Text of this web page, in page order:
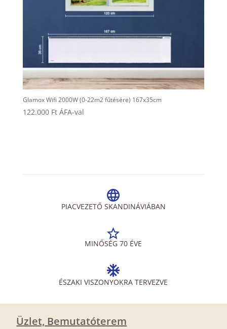
Glamox Wifi 2000W (0-22m2 fűtésére) 167x35cm
122.000 Ft ÁFA-val
PIACVEZETŐ SKANDINÁVIÁBAN
MINŐSÉG 70 ÉVE
ÉSZAKI VISZONYOKRA TERVEZVE
Üzlet, Bemutatóterem